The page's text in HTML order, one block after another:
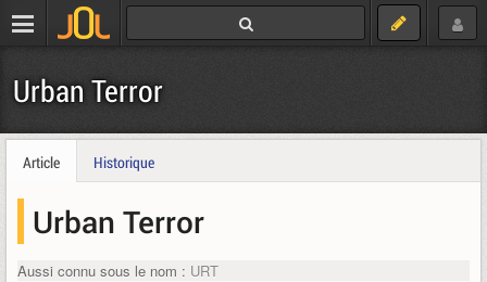
Urban Terror
Article Historique
Urban Terror
Aussi connu sous le nom : URT